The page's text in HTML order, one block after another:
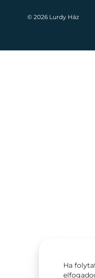
© 2026 Lurdy Ház
Ha